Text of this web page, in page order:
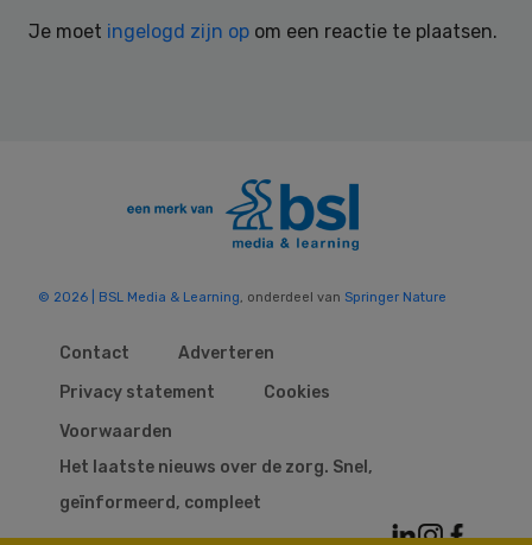
Je moet ingelogd zijn op om een reactie te plaatsen.
© 2026 | BSL Media & Learning, onderdeel van Springer Nature
Contact
Adverteren
Privacy statement
Cookies
Voorwaarden
Het laatste nieuws over de zorg. Snel,
geïnformeerd, compleet